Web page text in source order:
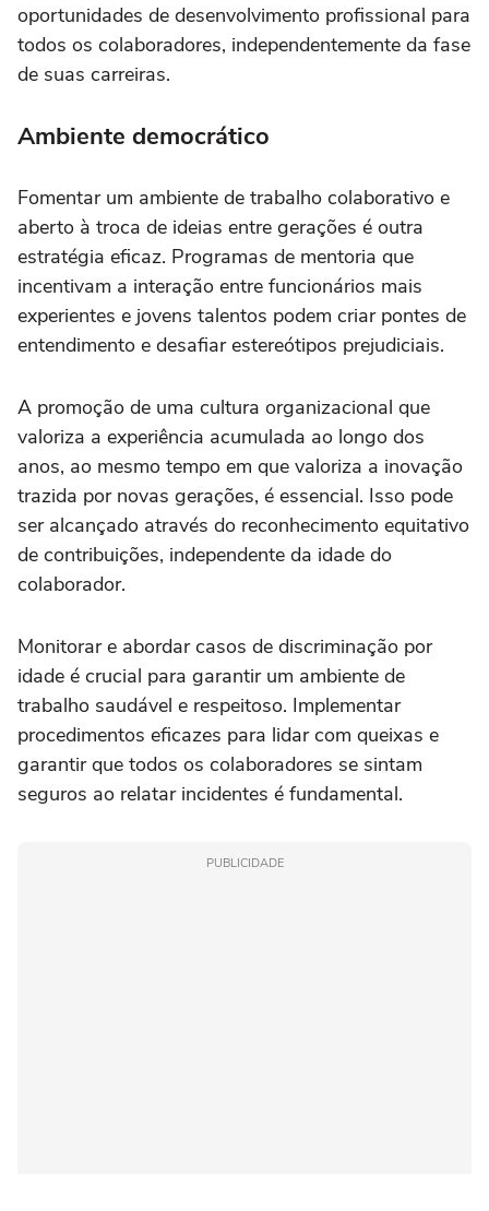
oportunidades de desenvolvimento profissional para
todos os colaboradores, independentemente da fase
de suas carreiras.
Ambiente democrático
Fomentar um ambiente de trabalho colaborativo e
aberto à troca de ideias entre gerações é outra
estratégia eficaz. Programas de mentoria que
incentivam a interação entre funcionários mais
experientes e jovens talentos podem criar pontes de
entendimento e desafiar estereótipos prejudiciais.
A promoção de uma cultura organizacional que
valoriza a experiência acumulada ao longo dos
anos, ao mesmo tempo em que valoriza a inovação
trazida por novas gerações, é essencial. Isso pode
ser alcançado através do reconhecimento equitativo
de contribuições, independente da idade do
colaborador.
Monitorar e abordar casos de discriminação por
idade é crucial para garantir um ambiente de
trabalho saudável e respeitoso. Implementar
procedimentos eficazes para lidar com queixas e
garantir que todos os colaboradores se sintam
seguros ao relatar incidentes é fundamental.
PUBLICIDADE